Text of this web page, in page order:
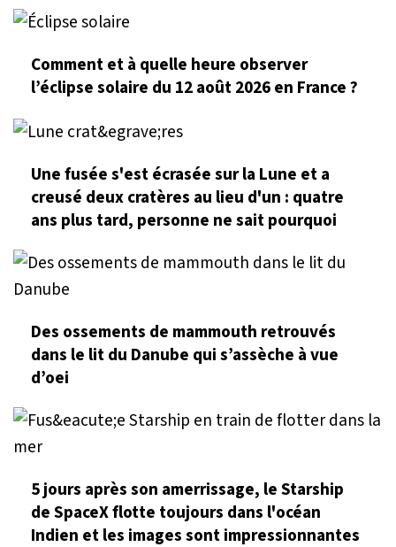
Comment et à quelle heure observer
l’éclipse solaire du 12 août 2026 en France ?
Une fusée s'est écrasée sur la Lune et a
creusé deux cratères au lieu d'un : quatre
ans plus tard, personne ne sait pourquoi
Des ossements de mammouth retrouvés
dans le lit du Danube qui s’assèche à vue
d’oei
5 jours après son amerrissage, le Starship
de SpaceX flotte toujours dans l'océan
Indien et les images sont impressionnantes